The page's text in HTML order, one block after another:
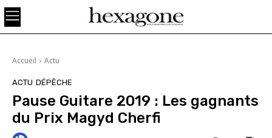
Accueil Actu
ACTU DÉPÊCHE
Pause Guitare 2019 : Les gagnants
du Prix Magyd Cherfi